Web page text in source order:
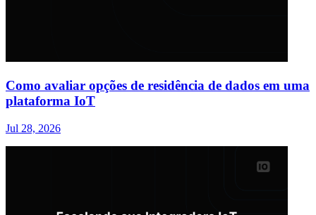
Como avaliar opções de residência de dados em uma
plataforma IoT
Jul 28, 2026